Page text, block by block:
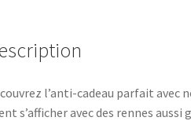
l’anti-cadeau parfait avec
s’afficher avec des rennes aussi